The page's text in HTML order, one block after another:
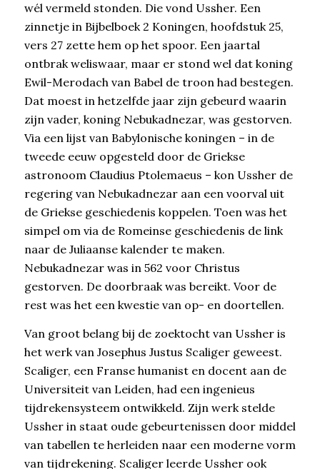
wél vermeld stonden. Die vond Ussher. Een
zinnetje in Bijbelboek 2 Koningen, hoofdstuk 25,
vers 27 zette hem op het spoor. Een jaartal
ontbrak weliswaar, maar er stond wel dat koning
Ewil-Merodach van Babel de troon had bestegen.
Dat moest in hetzelfde jaar zijn gebeurd waarin
zijn vader, koning Nebukadnezar, was gestorven.
Via een lijst van Babylonische koningen – in de
tweede eeuw opgesteld door de Griekse
astronoom Claudius Ptolemaeus – kon Ussher de
regering van Nebukadnezar aan een voorval uit
de Griekse geschiedenis koppelen. Toen was het
simpel om via de Romeinse geschiedenis de link
naar de Juliaanse kalender te maken.
Nebukadnezar was in 562 voor Christus
gestorven. De doorbraak was bereikt. Voor de
rest was het een kwestie van op- en doortellen.
Van groot belang bij de zoektocht van Ussher is
het werk van Josephus Justus Scaliger geweest.
Scaliger, een Franse humanist en docent aan de
Universiteit van Leiden, had een ingenieus
tijdrekensysteem ontwikkeld. Zijn werk stelde
Ussher in staat oude gebeurtenissen door middel
van tabellen te herleiden naar een moderne vorm
van tijdrekening. Scaliger leerde Ussher ook